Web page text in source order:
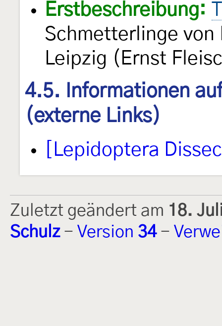
Erstbeschreibung:
Schmetterlinge von
Leipzig (Ernst
4.5. Informationen
(externe Links)
[Lepidoptera
Zuletzt geändert am 18.
Schulz- Version 34-